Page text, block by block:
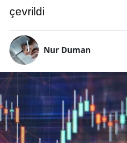
çevrildi
Nur Duman